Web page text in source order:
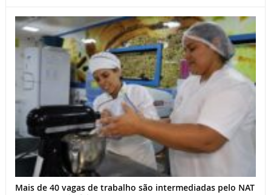
Mais de 40 vagas de trabalho são intermediadas pelo NAT